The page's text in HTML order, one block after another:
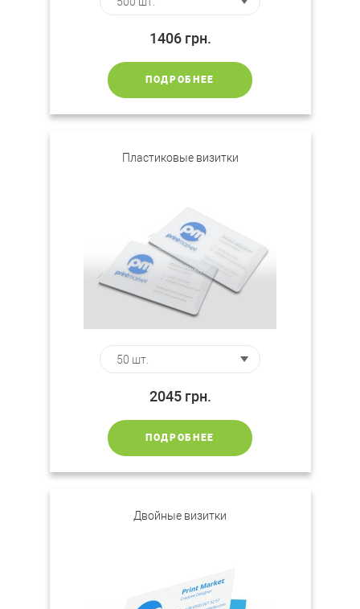
1406 грн.
ПОДРОБНЕЕ
Пластиковые визитки
2045 грн.
ПОДРОБНЕЕ
Двойные визитки